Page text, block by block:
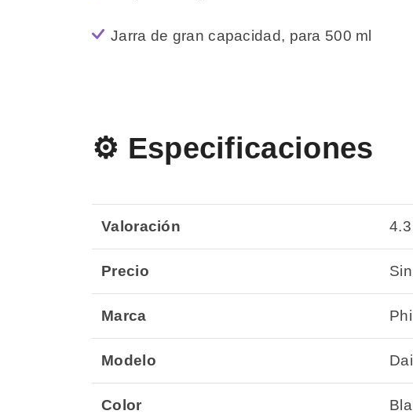
Jarra de gran capacidad, para 500 ml
⚙️ Especificaciones
Valoración 4.3
Precio
Marca
Modelo
Color